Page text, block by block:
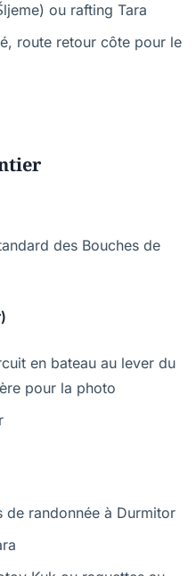
ou rafting Tara
route retour côte pour le
des Bouches de
en bateau au lever du
pour la photo
de randonnée à Durmitor